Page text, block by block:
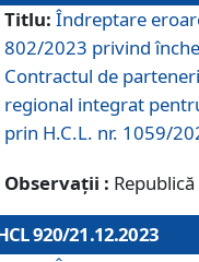
Titlu: Îndreptare
802/2023 privind
Contractul de
regional integrat
prin H.C.L. nr. 1059/
Observații :
920/21.12.2023